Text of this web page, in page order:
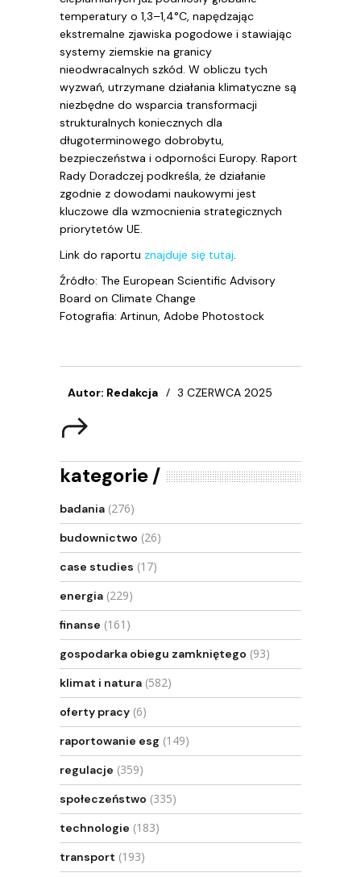
temperatury o 1,3–1,4°C, napędzając
ekstremalne zjawiska pogodowe i stawiając
systemy ziemskie na granicy
nieodwracalnych szkód. W obliczu tych
wyzwań, utrzymane działania klimatyczne są
niezbędne do wsparcia transformacji
strukturalnych koniecznych dla
długoterminowego dobrobytu,
bezpieczeństwa i odporności Europy. Raport
Rady Doradczej podkreśla, że działanie
zgodnie z dowodami naukowymi jest
kluczowe dla wzmocnienia strategicznych
priorytetów UE.
Link do raportu znajduje się tutaj.
Źródło: The European Scientific Advisory
Board on Climate Change
Fotografia: Artinun, Adobe Photostock
Autor: Redakcja 3 CZERWCA 2025
kategorie
badania (276)
budownictwo (26)
case studies (17)
energia (229)
finanse (161)
gospodarka obiegu zamkniętego (93)
klimat i natura (582)
oferty pracy (6)
raportowanie esg (149)
regulacje (359)
społeczeństwo (335)
technologie (183)
transport (193)